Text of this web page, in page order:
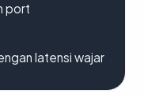
port
latensi wajar